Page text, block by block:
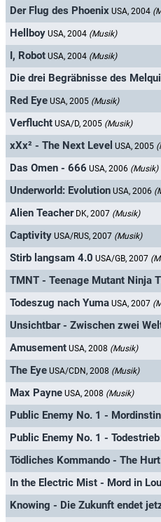
Der Flug des Phoenix USA, 2004
Hellboy USA, 2004 (Musik)
I, Robot USA, 2004 (Musik)
Die drei Begräbnisse des
Red Eye USA, 2005 (Musik)
Verflucht USA/D, 2005 (Musik)
xXx² - The Next Level USA, 2005
Das Omen - 666 USA, 2006 (Musik)
Underworld: Evolution USA, 2006
Alien Teacher DK, 2007 (Musik)
Captivity USA/RUS, 2007 (Musik)
Stirb langsam 4.0 USA/GB, 2007
TMNT - Teenage Mutant Ninja
Todeszug nach Yuma USA, 2007
Unsichtbar - Zwischen zwei
Amusement USA, 2008 (Musik)
The Eye USA/CDN, 2008 (Musik)
Max Payne USA, 2008 (Musik)
Public Enemy No. 1 -
Public Enemy No. 1 - Todestrieb
Tödliches Kommando - The
In the Electric Mist - Mord in
Knowing - Die Zukunft endet